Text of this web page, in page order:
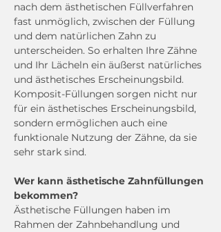
nach dem ästhetischen Füllverfahren
fast unmöglich, zwischen der Füllung
und dem natürlichen Zahn zu
unterscheiden. So erhalten Ihre Zähne
und Ihr Lächeln ein äußerst natürliches
und ästhetisches Erscheinungsbild.
Komposit-Füllungen sorgen nicht nur
für ein ästhetisches Erscheinungsbild,
sondern ermöglichen auch eine
funktionale Nutzung der Zähne, da sie
sehr stark sind.
Wer kann ästhetische Zahnfüllungen
bekommen?
Ästhetische Füllungen haben im
Rahmen der Zahnbehandlung und